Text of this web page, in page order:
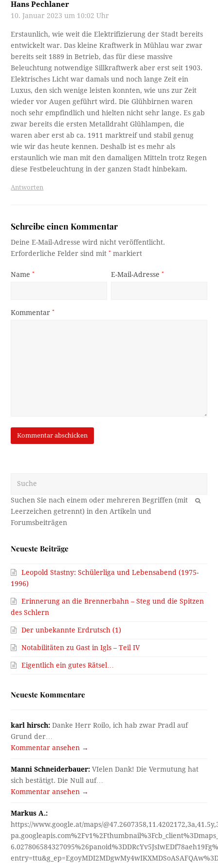
Hans Pechlaner
10. Januar 2023 um 10:02 Uhr
Erstaunlich, wie weit die Elektrifizierung der Stadt bereits
entwickelt war. Das kleine Kraftwerk in Mühlau war zwar
bereits seit 1889 in Betrieb, das für diese massive
Beleuchtung notwendige Sillkraftwerk aber erst seit 1903.
Elektrisches Licht war damals und noch lange Zeit ein
Luxus, den sich wenige leisten konnten, wie uns zur Zeit
wieder vor Augen geführt wird. Die Glühbirnen waren
noch sehr empfindlich und hielten nicht sehr lange. Es gab
zwar bereits die ersten Metalldraht Glühlampen, die
waren aber erst ab ca. 1911 marktreif und stabil genug
wie wir das heute kennen. Deshalb ist es mehr als
erstaunlich wie man mit den damaligen Mitteln trotz Regen
diese Festbeleuchtung in der ganzen Stadt hinbekam.
Antworten
Schreibe einen Kommentar
Deine E-Mail-Adresse wird nicht veröffentlicht.
Erforderliche Felder sind mit* markiert
Name* E-Mail-Adresse*
Kommentar*
OK
Neueste Beiträge
Leopold Stastny: Schülerliga und Lebensabend (1975-
1996)
Erinnerung an die Brennerbahn – Steg und die Spitzen
des Schlern
Der unbekannte Erdrutsch (1)
Notabilitäten zu Gast in Igls – Teil IV
Eigentlich ein gutes Rätsel…
Neueste Kommentare
karl hirsch: Danke Herr Roilo, ich hab zwar Pradl auf
Grund der…
Kommentar ansehen →
Manni Schneiderbauer: VIelen Dank! Die Vermutung hat
sich bestätigt. Die Null auf…
Kommentar ansehen →
Markus A.:
https://www.google.at/maps/